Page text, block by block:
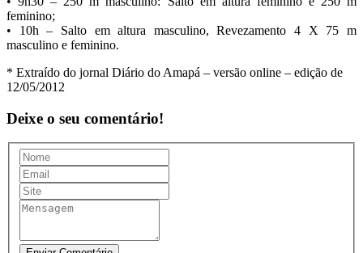
feminino;
• 10h – Salto em altura masculino, Revezamento 4 X 75 m
masculino e feminino.
* Extraído do jornal Diário do Amapá – versão online – edição de
12/05/2012
Deixe o seu comentário!